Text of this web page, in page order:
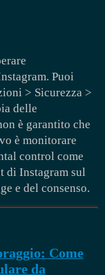
Puoi
> Sicurezza >
delle
è garantito che
è monitorare
control come
di Instagram sul
e del consenso.
Come
da